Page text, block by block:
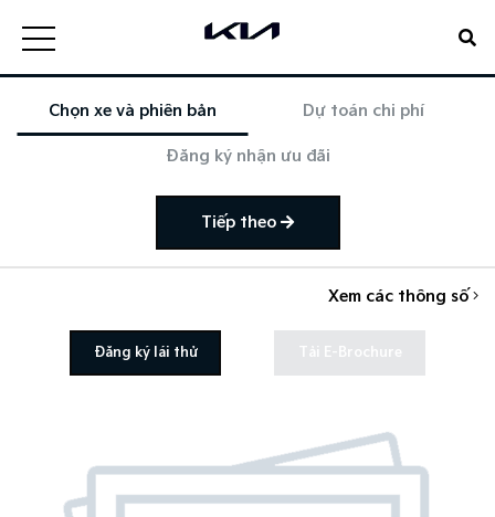
Chọn xe và phiên bản Dự toán chi phí
Đăng ký nhận ưu đãi
Tiếp theo
Xem các thông số
Đăng ký lái thử Tải E-Brochure